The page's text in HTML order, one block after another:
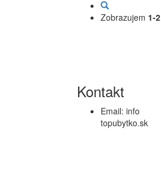
Zobrazujem 1-2
Kontakt
Email: info
topubytko.sk